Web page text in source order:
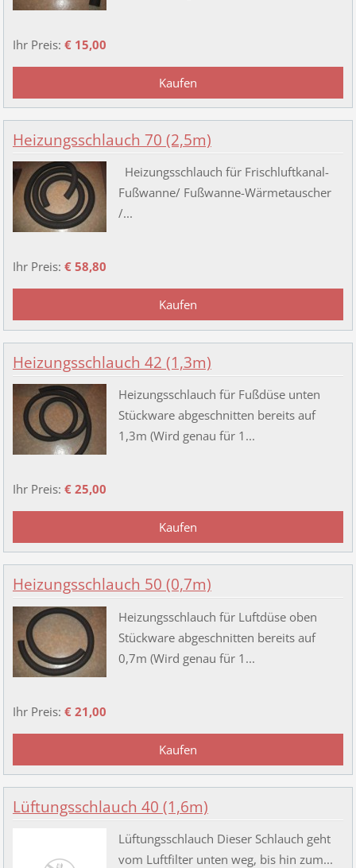
Ihr Preis: € 15,00
Heizungsschlauch 70 (2,5m)
Heizungsschlauch für Frischluftkanal-
Fußwanne/ Fußwanne-Wärmetauscher
/...
Ihr Preis: € 58,80
Heizungsschlauch 42 (1,3m)
Heizungsschlauch für Fußdüse unten
Stückware abgeschnitten bereits auf
1,3m (Wird genau für 1...
Ihr Preis: € 25,00
Heizungsschlauch 50 (0,7m)
Heizungsschlauch für Luftdüse oben
Stückware abgeschnitten bereits auf
0,7m (Wird genau für 1...
Ihr Preis: € 21,00
Lüftungsschlauch 40 (1,6m)
Lüftungsschlauch Dieser Schlauch geht
vom Luftfilter unten weg, bis hin zum...